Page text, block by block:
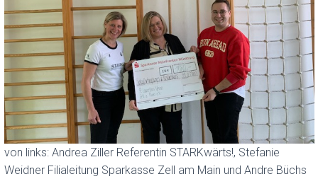
T
E
N
von links: Andrea Ziller Referentin STARKwärts!, Stefanie
Weidner Filialeitung Sparkasse Zell am Main und Andre Büchs